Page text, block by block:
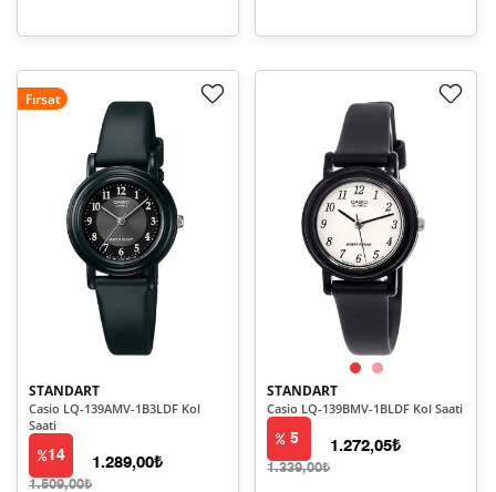
Fırsat
STANDART
Casio LQ-139AMV-1B3LDF Kol
Saati
14
1.509,00₺
1.289,00₺
STANDART
Casio LQ-139BMV-1BLDF Kol Saati
5
1.339,00₺
1.272,05₺